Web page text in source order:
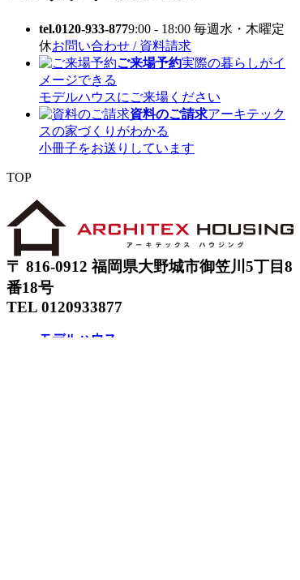
tel.0120-933-8779:00 - 18:00 毎週水・木曜定
休お問い合わせ / 資料請求
ご来場予約実際の暮らしがイ
メージできる
モデルハウスにご来場ください
資料のご請求アーキテック
スの家づくりがわかる
小冊子をお送りしています
TOP
〒 816-0912 福岡県大野城市御笠川5丁目8
番18号
TEL 0120933877
モデルハウス